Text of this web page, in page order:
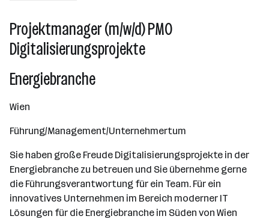
Projektmanager (m/w/d) PMO
Digitalisierungsprojekte
Energiebranche
Wien
Führung/Management/Unternehmertum
Sie haben große Freude Digitalisierungsprojekte in der
Energiebranche zu betreuen und Sie übernehme gerne
die Führungsverantwortung für ein Team. Für ein
innovatives Unternehmen im Bereich moderner IT
Lösungen für die Energiebranche im Süden von Wien